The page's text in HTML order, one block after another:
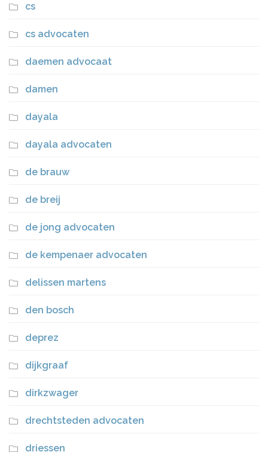
cs
cs advocaten
daemen advocaat
damen
dayala
dayala advocaten
de brauw
de breij
de jong advocaten
de kempenaer advocaten
delissen martens
den bosch
deprez
dijkgraaf
dirkzwager
drechtsteden advocaten
driessen